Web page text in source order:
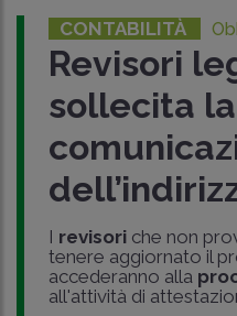
CONTABILITÀ
Revisori
sollecita la
I revisori che non
tenere aggiornato il
accederanno alla
all'attività di